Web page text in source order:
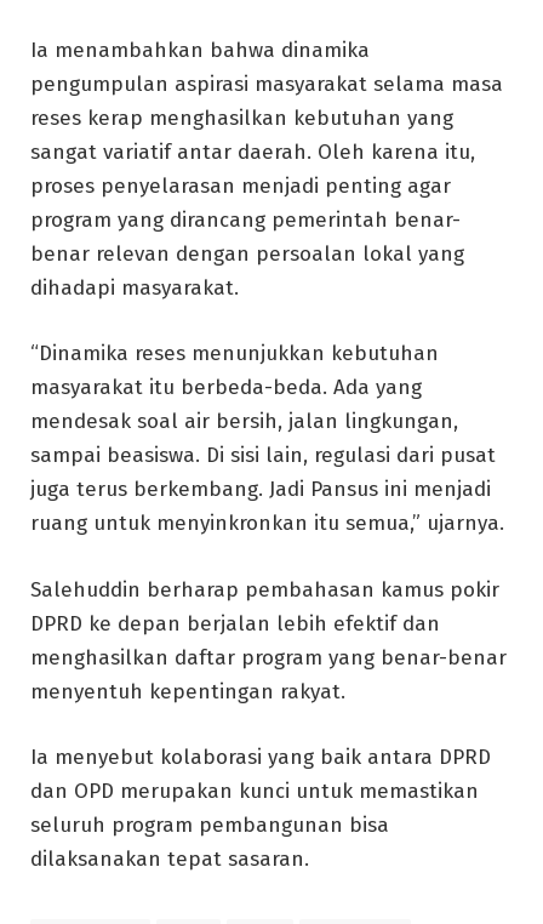
Ia menambahkan bahwa dinamika
pengumpulan aspirasi masyarakat selama masa
reses kerap menghasilkan kebutuhan yang
sangat variatif antar daerah. Oleh karena itu,
proses penyelarasan menjadi penting agar
program yang dirancang pemerintah benar-
benar relevan dengan persoalan lokal yang
dihadapi masyarakat.
“Dinamika reses menunjukkan kebutuhan
masyarakat itu berbeda-beda. Ada yang
mendesak soal air bersih, jalan lingkungan,
sampai beasiswa. Di sisi lain, regulasi dari pusat
juga terus berkembang. Jadi Pansus ini menjadi
ruang untuk menyinkronkan itu semua,” ujarnya.
Salehuddin berharap pembahasan kamus pokir
DPRD ke depan berjalan lebih efektif dan
menghasilkan daftar program yang benar-benar
menyentuh kepentingan rakyat.
Ia menyebut kolaborasi yang baik antara DPRD
dan OPD merupakan kunci untuk memastikan
seluruh program pembangunan bisa
dilaksanakan tepat sasaran.